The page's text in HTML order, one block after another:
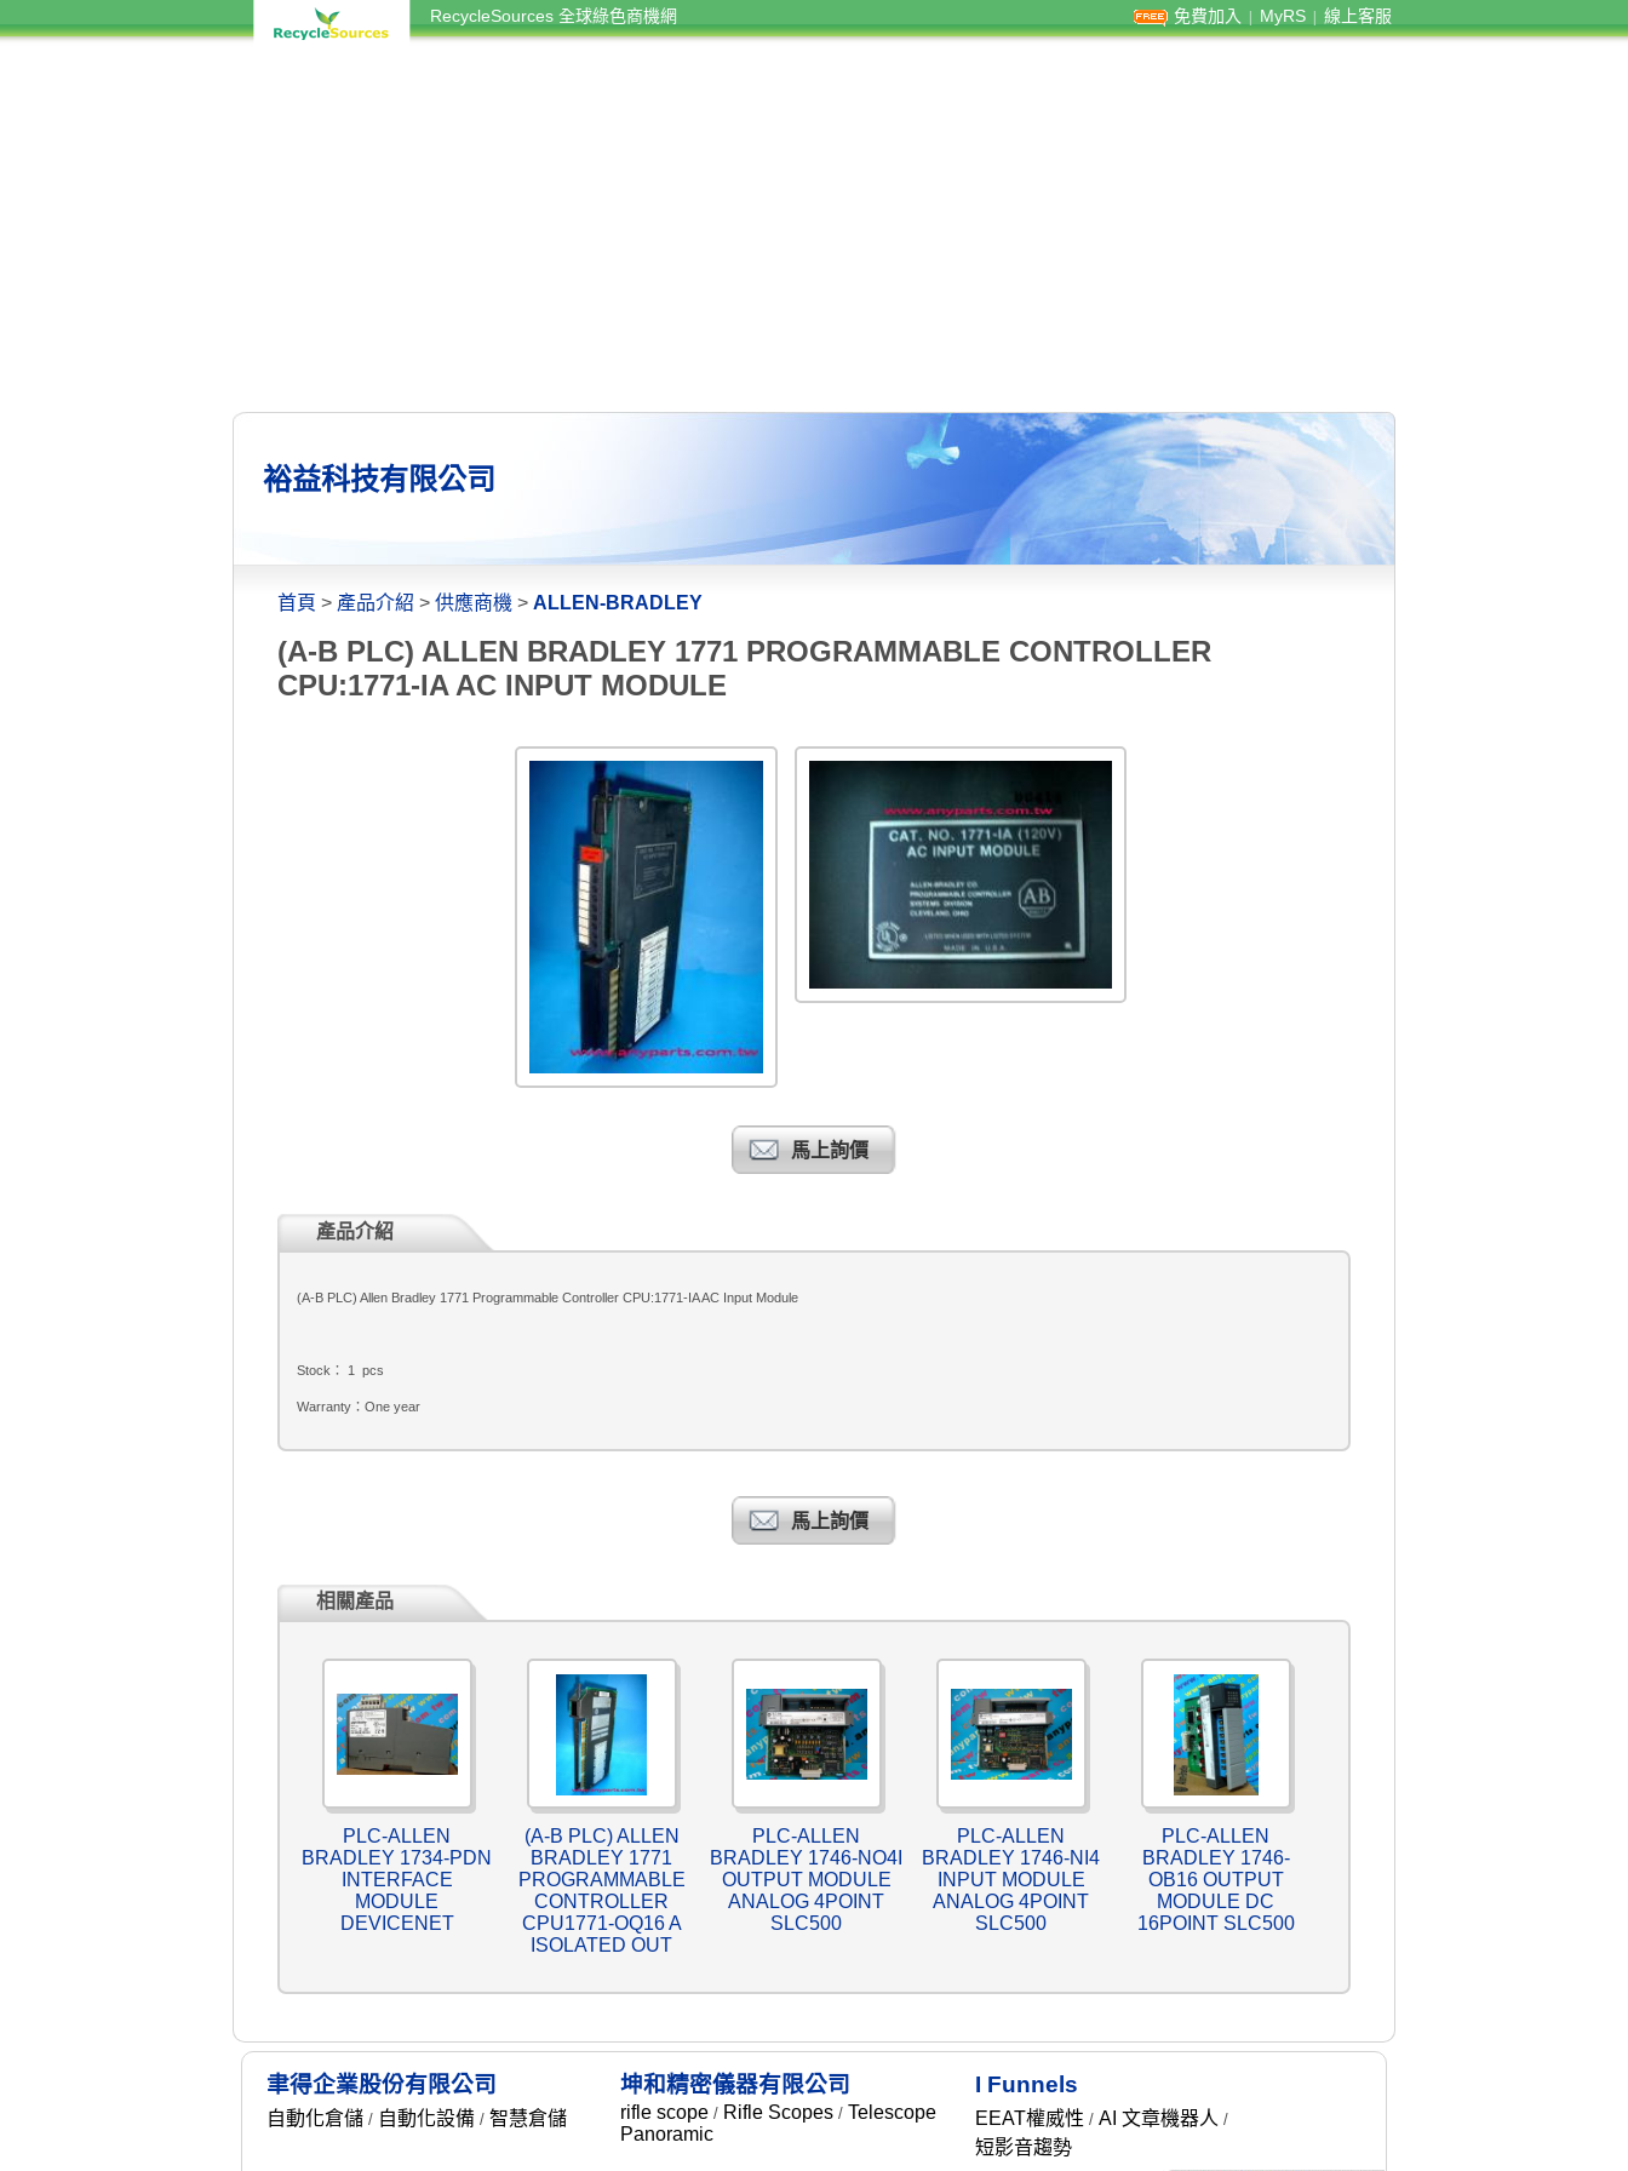
RecycleSources 全球綠色商機網 免費加入 MyRS 線上客服
裕益科技有限公司
首頁 > 產品介紹 > 供應商機 > ALLEN-BRADLEY
(A-B PLC) ALLEN BRADLEY 1771 PROGRAMMABLE CONTROLLER
CPU:1771-IA AC INPUT MODULE
馬上詢價
產品介紹
(A-B PLC) Allen Bradley 1771 Programmable Controller CPU:1771-IA AC Input Module
Stock： 1 pcs
Warranty：One year
馬上詢價
相關產品
PLC-ALLEN
BRADLEY 1734-PDN
INTERFACE
MODULE
DEVICENET
(A-B PLC) ALLEN
BRADLEY 1771
PROGRAMMABLE
CONTROLLER
CPU1771-OQ16 A
ISOLATED OUT
PLC-ALLEN
BRADLEY 1746-NO4I
OUTPUT MODULE
ANALOG 4POINT
SLC500
PLC-ALLEN
BRADLEY 1746-NI4
INPUT MODULE
ANALOG 4POINT
SLC500
PLC-ALLEN
BRADLEY 1746-
OB16 OUTPUT
MODULE DC
16POINT SLC500
聿得企業股份有限公司
自動化倉儲/ 自動化設備/ 智慧倉儲
坤和精密儀器有限公司
rifle scope / Rifle Scopes / Telescope
Panoramic
I Funnels
EEAT權威性 /AI 文章機器人 /
短影音趨勢